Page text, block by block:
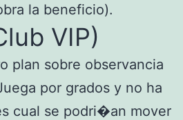
la beneficio).
VIP)
plan sobre observancia
por grados y no ha
cual se podri�an mover